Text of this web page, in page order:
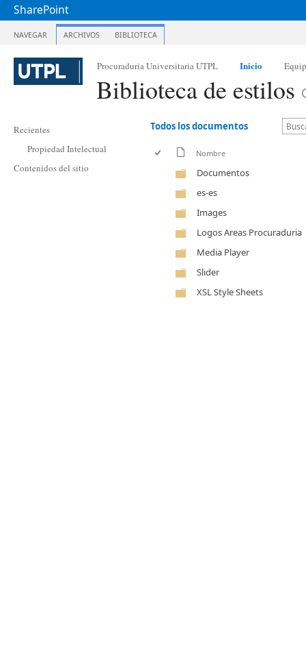
SharePoint
NAVEGAR ARCHIVOS BIBLIOTECA
Procuraduria Universitaria UTPL Inicio
Biblioteca de estilos
Recientes
Propiedad Intelectual
Contenidos del sitio
Todos los documentos
Nombre
Documentos
es-es
Images
Logos Areas Procuraduria
Media Player
Slider
XSL Style Sheets